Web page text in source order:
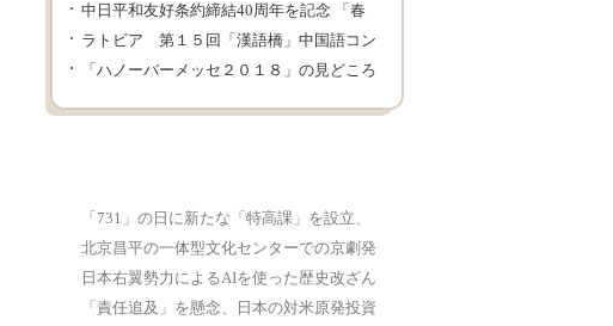
中日平和友好条約締結40周年を記念 「春
の交流会」
ラトビア 第１５回「漢語橋」中国語コン
テスト
「ハノーバーメッセ２０１８」の見どころ